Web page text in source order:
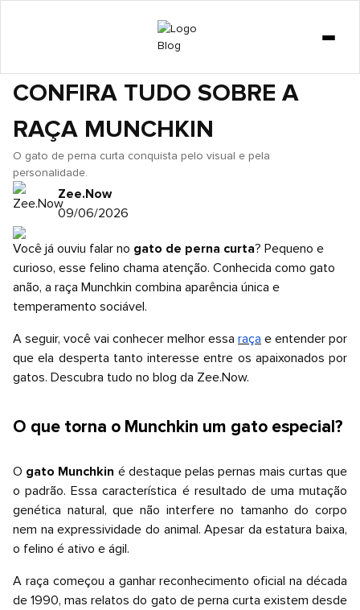
CURIOSIDADES
COMPORTAMENTO
CACHORRO
GATO DE PERNA CURTA:
CONFIRA TUDO SOBRE A
RAÇA MUNCHKIN
O gato de perna curta conquista pelo visual e pela
personalidade.
Zee.Now
09/06/2026
Você já ouviu falar no gato de perna curta? Pequeno e
curioso, esse felino chama atenção. Conhecida como gato
anão, a raça Munchkin combina aparência única e
temperamento sociável.
A seguir, você vai conhecer melhor essa raça e entender por
que ela desperta tanto interesse entre os apaixonados por
gatos. Descubra tudo no blog da Zee.Now.
O que torna o Munchkin um gato especial?
O gato Munchkin é destaque pelas pernas mais curtas que
o padrão. Essa característica é resultado de uma mutação
genética natural, que não interfere no tamanho do corpo
nem na expressividade do animal. Apesar da estatura baixa,
o felino é ativo e ágil.
A raça começou a ganhar reconhecimento oficial na década
de 1990, mas relatos do gato de perna curta existem desde